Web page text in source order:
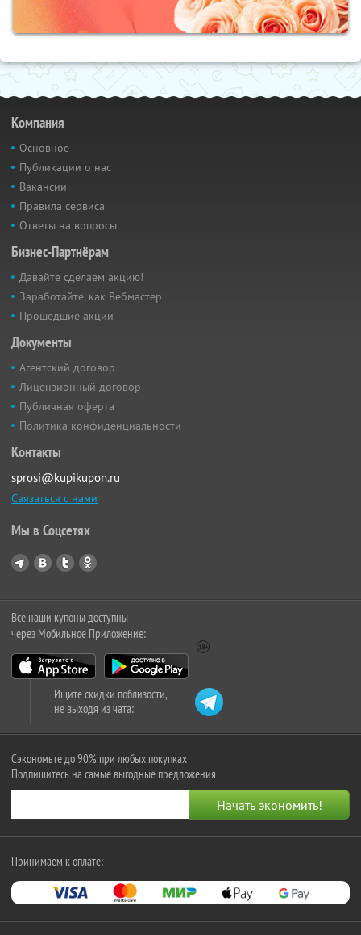
Компания
Основное
Публикации о нас
Вакансии
Правила сервиса
Ответы на вопросы
Бизнес-Партнёрам
Давайте сделаем акцию!
Заработайте, как Вебмастер
Прошедшие акции
Документы
Агентский договор
Лицензионный договор
Публичная оферта
Политика конфиденциальности
Контакты
sprosi@kupikupon.ru
Связаться с нами
Мы в Соцсетях
Все наши купоны доступны
через Мобильное Приложение:
Ищите скидки поблизости,
не выходя из чата:
Сэкономьте до 90% при любых покупках
Подпишитесь на самые выгодные предложения
Принимаем к оплате: